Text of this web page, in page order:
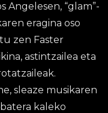
Angelesen, “glam”-
eragina oso
zen Faster
astintzailea eta
sleaze musikaren
kaleko